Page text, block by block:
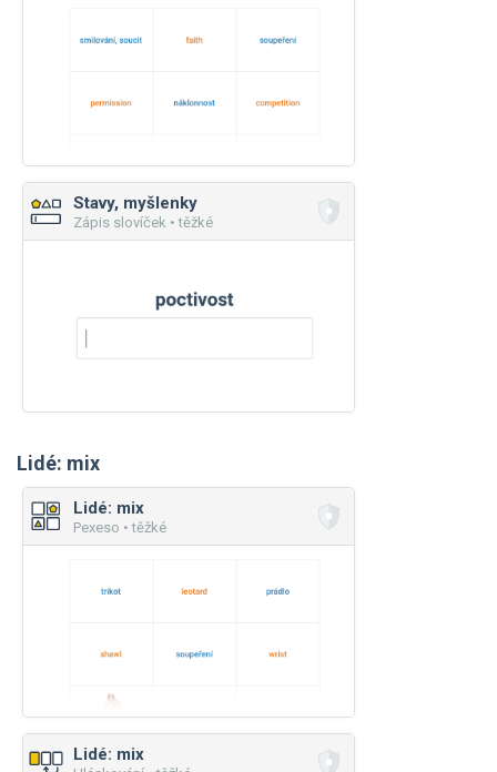
Stavy, myšlenky
Zápis slovíček • těžké
Lidé: mix
Lidé: mix
Pexeso • těžké
Lidé: mix